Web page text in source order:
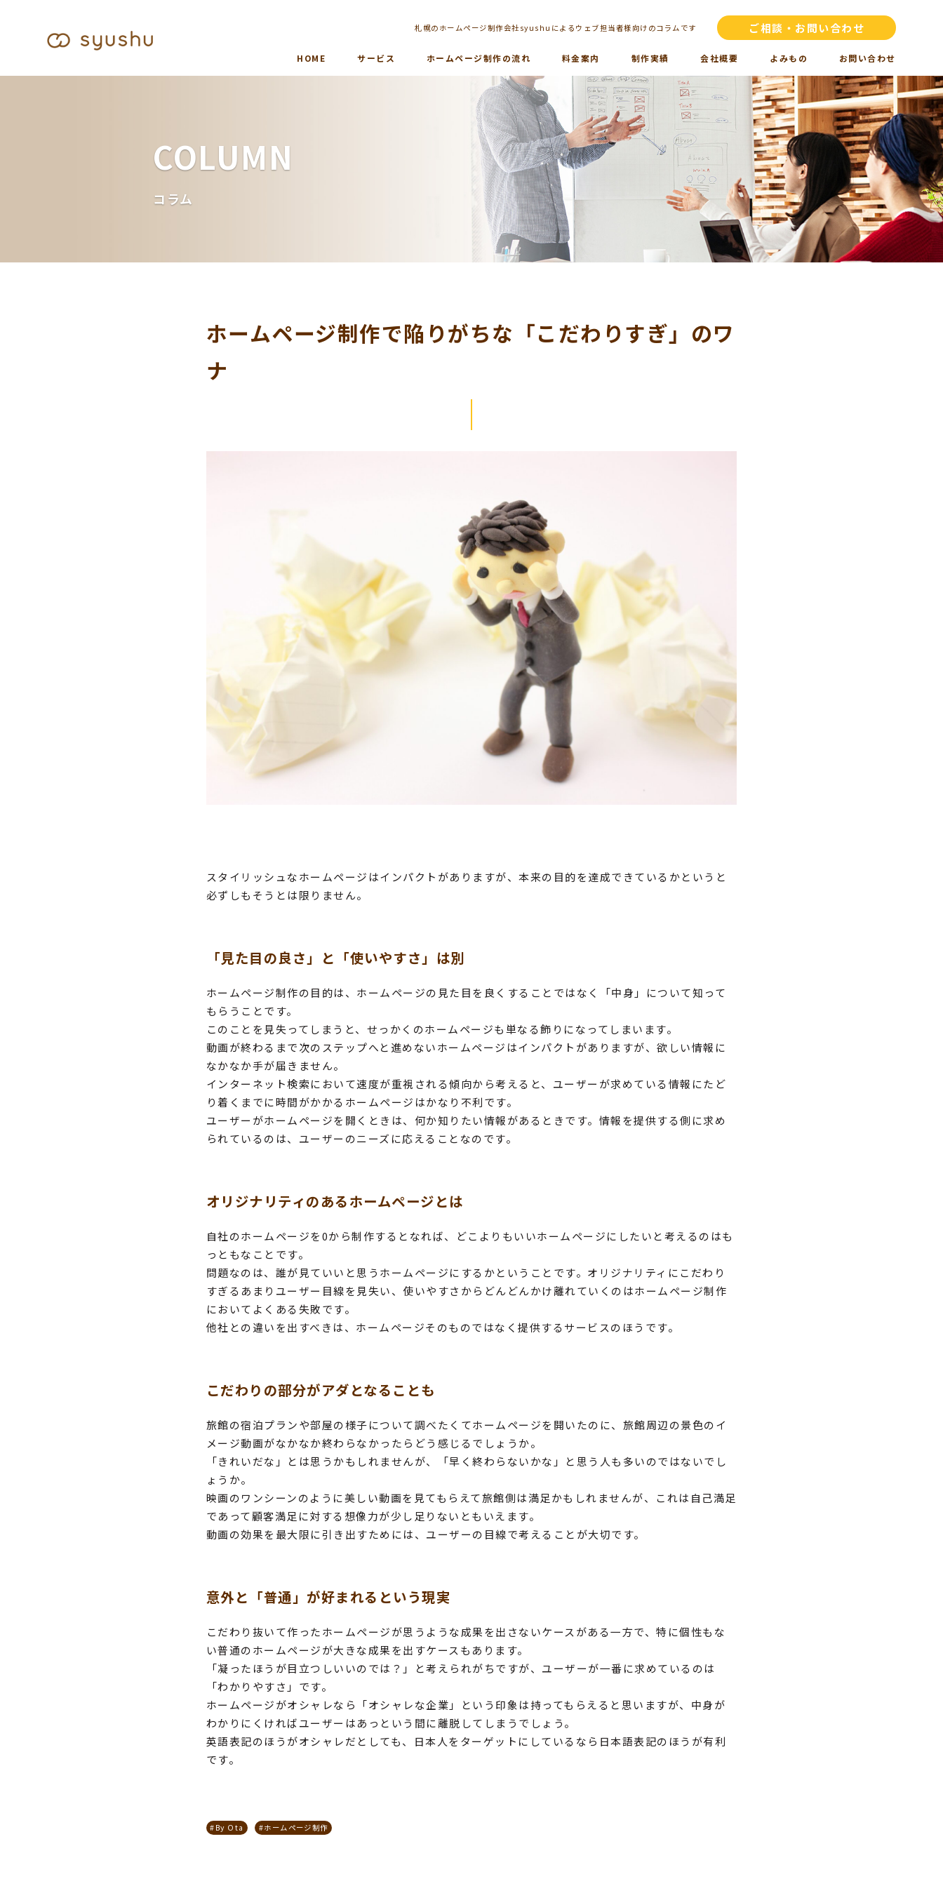
札幌のホームページ制作会社syushuによるウェブ担当者様向けのコラムです ご相談・お問い合わせ
HOME サービス ホームページ制作の流れ 料金案内 制作実績 会社概要 よみもの お問い合わせ
COLUMN
コラム
ホームページ制作で陥りがちな「こだわりすぎ」のワ
ナ
スタイリッシュなホームページはインパクトがありますが、本来の目的を達成できているかというと
必ずしもそうとは限りません。
「見た目の良さ」と「使いやすさ」は別
ホームページ制作の目的は、ホームページの見た目を良くすることではなく「中身」について知って
もらうことです。
このことを見失ってしまうと、せっかくのホームページも単なる飾りになってしまいます。
動画が終わるまで次のステップへと進めないホームページはインパクトがありますが、欲しい情報に
なかなか手が届きません。
インターネット検索において速度が重視される傾向から考えると、ユーザーが求めている情報にたど
り着くまでに時間がかかるホームページはかなり不利です。
ユーザーがホームページを開くときは、何か知りたい情報があるときです。情報を提供する側に求め
られているのは、ユーザーのニーズに応えることなのです。
オリジナリティのあるホームページとは
自社のホームページを0から制作するとなれば、どこよりもいいホームページにしたいと考えるのはも
っともなことです。
問題なのは、誰が見ていいと思うホームページにするかということです。オリジナリティにこだわり
すぎるあまりユーザー目線を見失い、使いやすさからどんどんかけ離れていくのはホームページ制作
においてよくある失敗です。
他社との違いを出すべきは、ホームページそのものではなく提供するサービスのほうです。
こだわりの部分がアダとなることも
旅館の宿泊プランや部屋の様子について調べたくてホームページを開いたのに、旅館周辺の景色のイ
メージ動画がなかなか終わらなかったらどう感じるでしょうか。
「きれいだな」とは思うかもしれませんが、「早く終わらないかな」と思う人も多いのではないでし
ょうか。
映画のワンシーンのように美しい動画を見てもらえて旅館側は満足かもしれませんが、これは自己満足
であって顧客満足に対する想像力が少し足りないともいえます。
動画の効果を最大限に引き出すためには、ユーザーの目線で考えることが大切です。
意外と「普通」が好まれるという現実
こだわり抜いて作ったホームページが思うような成果を出さないケースがある一方で、特に個性もな
い普通のホームページが大きな成果を出すケースもあります。
「凝ったほうが目立つしいいのでは？」と考えられがちですが、ユーザーが一番に求めているのは
「わかりやすさ」です。
ホームページがオシャレなら「オシャレな企業」という印象は持ってもらえると思いますが、中身が
わかりにくければユーザーはあっという間に離脱してしまうでしょう。
英語表記のほうがオシャレだとしても、日本人をターゲットにしているなら日本語表記のほうが有利
です。
#By Ota #ホームページ制作